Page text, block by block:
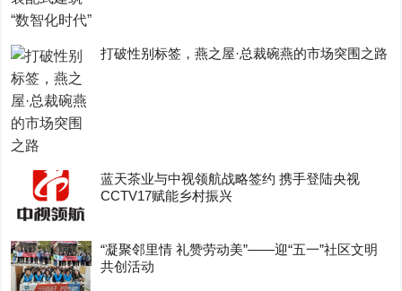
打破性别标签，燕之屋·总裁碗燕的市场突围之路
蓝天茶业与中视领航战略签约 携手登陆央视
CCTV17赋能乡村振兴
“凝聚邻里情 礼赞劳动美”——迎“五一”社区文明
共创活动